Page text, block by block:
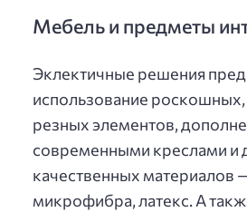
Мебель и предметы
Эклектичные решения
использование
резных элементов,
современными креслами и
качественных материалов
микрофибра, латекс. А